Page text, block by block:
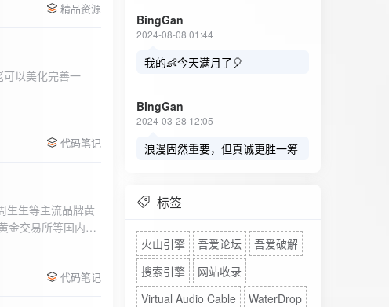
拉框，用户可以选
为 60 秒。开始 /
按照设置的监测间
果请求失败，会进
： 每次对网址进
志会自动滚动到最
精品资源
以美化完善一
代码笔记
生生等主流品牌黄
金交易所等国内黄
代码笔记
BingGan
2024-08-08 01:44
我的👶今天满月了🎈
BingGan
2024-03-28 12:05
浪漫固然重要，但真诚更胜一筹
标签
火山引擎 吾爱论坛
吾爱破解
搜索引擎
网站收录
Virtual Audio Cable
WaterDrop